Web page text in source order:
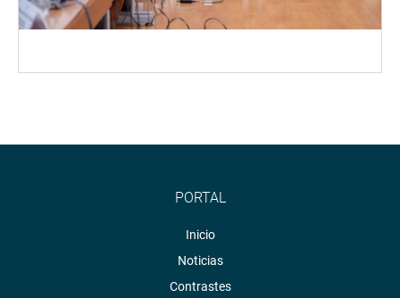
PORTAL
Inicio
Noticias
Contrastes